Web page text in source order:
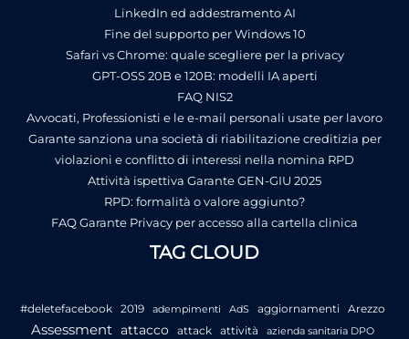
LinkedIn ed addestramento AI
Fine del supporto per Windows 10
Safari vs Chrome: quale scegliere per la privacy
GPT-OSS 20B e 120B: modelli IA aperti
FAQ NIS2
Avvocati, Professionisti e le e-mail personali usate per lavoro
Garante sanziona una società di riabilitazione creditizia per
violazioni e conflitto di interessi nella nomina RPD
Attività ispettiva Garante GEN-GIU 2025
RPD: formalità o valore aggiunto?
FAQ Garante Privacy per accesso alla cartella clinica
TAG CLOUD
#deletefacebook 2019 adempimenti AdS aggiornamenti Arezzo
Assessment attacco attack attività
azienda sanitaria DPO